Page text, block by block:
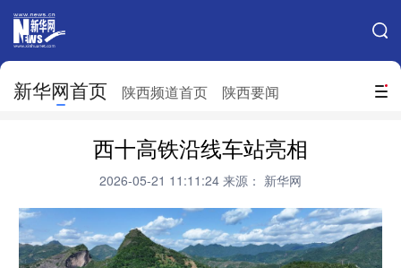
搜索
新华网首页 陕西频道首页 陕西要闻
网站地图
天津 河北
浙江 安徽 福建 江西
西十高铁沿线车站亮相
2026-05-21 11:11:24 来源： 新华网